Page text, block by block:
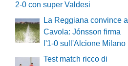
2-0 con super Valdesi
La Reggiana convince a
Cavola: Jónsson firma
l'1-0 sull'Alcione Milano
Test match ricco di